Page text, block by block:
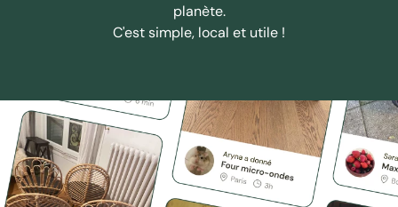
planète.
C'est simple, local et utile !